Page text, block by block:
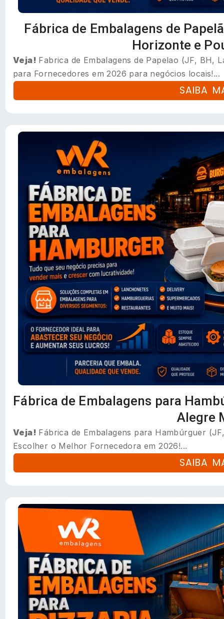
Fábrica de Embalagens de
Horizonte e
Veja! Fabrica de Embalagens de Papelao (JF, BH,
para Fornecedores em 2026 para negócios locais!...
SAIBA
Fábrica de Embalagens para
Alegre
Veja! Fábrica de Embalagens para Hambúrguer
Escolher o Melhor Fornecedora em 2026!...
SAIBA